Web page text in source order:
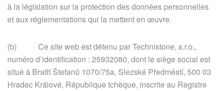
à la législation sur la protection des données personnelles
et aux réglementations qui la mettent en œuvre.
(b) Ce site web est détenu par Technistone, s.r.o.,
numéro d’identification : 25932080, dont le siège social est
situé à Bratří Štefanů 1070/75a, Slezské Předměstí, 500 03
Hradec Králové, République tchèque, inscrite au Registre